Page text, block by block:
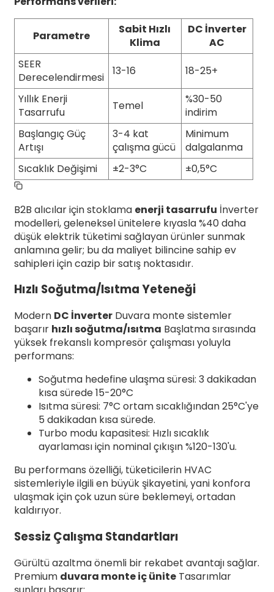
Parametre
Sabit Hızlı
Klima
DC İnverter
AC
SEER
Derecelendirmesi
13-16
18-25+
Yıllık Enerji
Tasarrufu
Temel
%30-50
indirim
Başlangıç ​​Güç
Artışı
3-4 kat
çalışma gücü
Minimum
dalgalanma
Sıcaklık Değişimi
±2-3°C ±0,5°C
B2B alıcılar için stoklama enerji tasarrufu İnverter
modelleri, geleneksel ünitelere kıyasla %40 daha
düşük elektrik tüketimi sağlayan ürünler sunmak
anlamına gelir; bu da maliyet bilincine sahip ev
sahipleri için cazip bir satış noktasıdır.
Hızlı Soğutma/Isıtma Yeteneği
Modern DC İnverterDuvara monte sistemler
başarır hızlı soğutma/ısıtma Başlatma sırasında
yüksek frekanslı kompresör çalışması yoluyla
performans:
Soğutma hedefine ulaşma süresi: 3 dakikadan
kısa sürede 15-20°C
Isıtma süresi: 7°C ortam sıcaklığından 25°C'ye
5 dakikadan kısa sürede.
Turbo modu kapasitesi: Hızlı sıcaklık
ayarlaması için nominal çıkışın %120-130'u.
Bu performans özelliği, tüketicilerin HVAC
sistemleriyle ilgili en büyük şikayetini, yani konfora
ulaşmak için çok uzun süre beklemeyi, ortadan
kaldırıyor.
Sessiz Çalışma Standartları
Gürültü azaltma önemli bir rekabet avantajı sağlar.
Premium duvara monte iç üniteTasarımlar